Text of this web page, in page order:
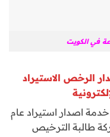
في الكويت
الرخص الاستيراد
خدمة اصدار استيراد عام
طالبة الترخيص